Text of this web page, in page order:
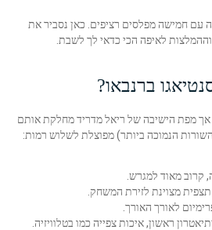
עם חמישה מפלסים רציפים. כאן נסביר את
לאיפה הכי כדאי לך לשבת.
ברנבאו?
אך מפת הישיבה של ריאל מדריד מחלקת אותם
הנמוכה ביותר) מפוצלת לשלוש רמות:
קרוב מאוד למגרש.
מצוינת לזירת המשחק.
לאורך האורך.
ראשון, איכות צפייה כמו בטלוויזיה.